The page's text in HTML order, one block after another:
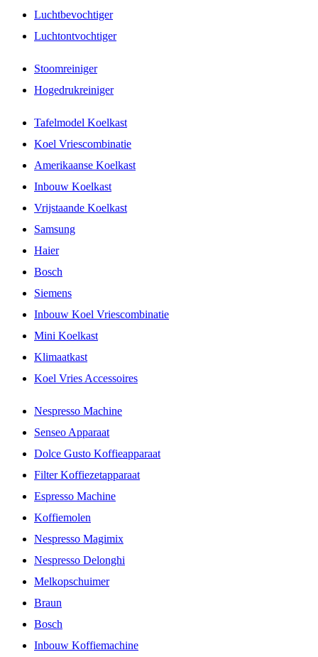
Luchtbevochtiger
Luchtontvochtiger
Stoomreiniger
Hogedrukreiniger
Tafelmodel Koelkast
Koel Vriescombinatie
Amerikaanse Koelkast
Inbouw Koelkast
Vrijstaande Koelkast
Samsung
Haier
Bosch
Siemens
Inbouw Koel Vriescombinatie
Mini Koelkast
Klimaatkast
Koel Vries Accessoires
Nespresso Machine
Senseo Apparaat
Dolce Gusto Koffieapparaat
Filter Koffiezetapparaat
Espresso Machine
Koffiemolen
Nespresso Magimix
Nespresso Delonghi
Melkopschuimer
Braun
Bosch
Inbouw Koffiemachine